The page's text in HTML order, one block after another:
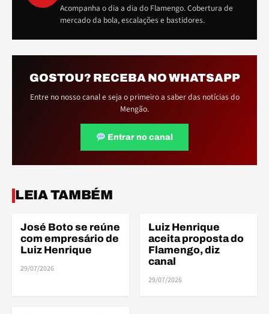
Acompanha o dia a dia do Flamengo. Cobertura de
mercado da bola, escalações e bastidores.
GOSTOU? RECEBA NO WHATSAPP
Entre no nosso canal e seja o primeiro a saber das notícias do
Mengão.
Entrar no canal
LEIA TAMBÉM
ELE
ELENCO
José Boto se reúne
com empresário de
Luiz Henrique
29/07/2026
ELENCO
Luiz Henrique
aceita proposta do
Flamengo, diz
canal
29/07/2026